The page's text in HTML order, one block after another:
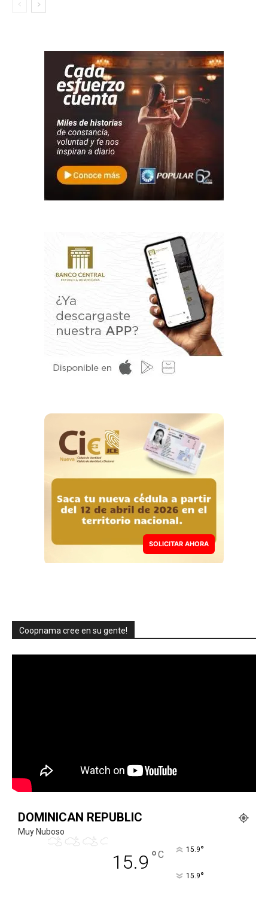
SOLICITAR AHORA
Coopnama cree en su gente!
DOMINICAN REPUBLIC
Muy Nuboso
15.9 °C 15.9°
15.9°